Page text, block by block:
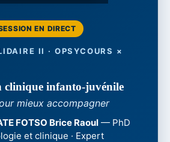
EN DIRECT
II · OPSYCOURS ×
clinique infanto-juvénile
mieux accompagner
FOTSO Brice Raoul — PhD
et clinique · Expert